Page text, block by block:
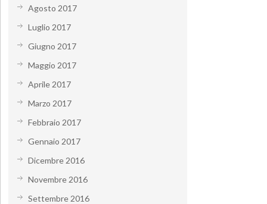
Agosto 2017
Luglio 2017
Giugno 2017
Maggio 2017
Aprile 2017
Marzo 2017
Febbraio 2017
Gennaio 2017
Dicembre 2016
Novembre 2016
Settembre 2016